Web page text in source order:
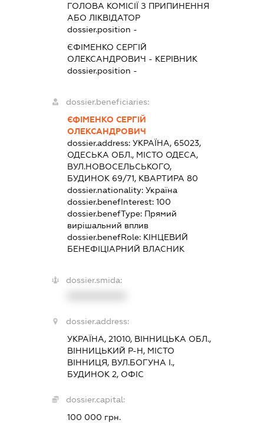
ГОЛОВА КОМІСІЇ З ПРИПИНЕННЯ
АБО ЛІКВІДАТОР
dossier.position -
ЄФІМЕНКО СЕРГІЙ
ОЛЕКСАНДРОВИЧ - КЕРІВНИК
dossier.position -
dossier.beneficiaries:
ЄФІМЕНКО СЕРГІЙ
ОЛЕКСАНДРОВИЧ
dossier.address:УКРАЇНА, 65023,
ОДЕСЬКА ОБЛ., МІСТО ОДЕСА,
ВУЛ.НОВОСЕЛЬСЬКОГО,
БУДИНОК 69/71, КВАРТИРА 80
dossier.nationality:Україна
dossier.benefInterest:100
dossier.benefType: Прямий
вирішальний вплив
dossier.benefRole: КІНЦЕВИЙ
БЕНЕФІЦІАРНИЙ ВЛАСНИК
dossier.smida:
dossier.address:
УКРАЇНА, 21010, ВІННИЦЬКА ОБЛ.,
ВІННИЦЬКИЙ Р-Н, МІСТО
ВІННИЦЯ, ВУЛ.БОГУНА І.,
БУДИНОК 2, ОФІС
dossier.capital:
100 000 грн.